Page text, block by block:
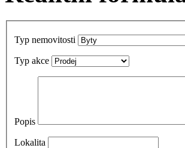
Typ nemovitosti
Typ akce
Popis
Lokalita